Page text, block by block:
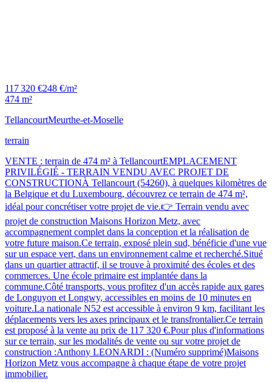
117 320 €248 €/m²
474 m²
TellancourtMeurthe-et-Moselle
terrain
VENTE : terrain de 474 m² à TellancourtEMPLACEMENT
PRIVILÉGIÉ - TERRAIN VENDU AVEC PROJET DE
CONSTRUCTIONÀ Tellancourt (54260), à quelques kilomètres de
la Belgique et du Luxembourg, découvrez ce terrain de 474 m²,
idéal pour concrétiser votre projet de vie.👉 Terrain vendu avec
projet de construction Maisons Horizon Metz, avec
accompagnement complet dans la conception et la réalisation de
votre future maison.Ce terrain, exposé plein sud, bénéficie d'une vue
sur un espace vert, dans un environnement calme et recherché.Situé
dans un quartier attractif, il se trouve à proximité des écoles et des
commerces. Une école primaire est implantée dans la
commune.Côté transports, vous profitez d'un accès rapide aux gares
de Longuyon et Longwy, accessibles en moins de 10 minutes en
voiture.La nationale N52 est accessible à environ 9 km, facilitant les
déplacements vers les axes principaux et le transfrontalier.Ce terrain
est proposé à la vente au prix de 117 320 €.Pour plus d'informations
sur ce terrain, sur les modalités de vente ou sur votre projet de
construction :Anthony LEONARDI : (Numéro supprimé)Maisons
Horizon Metz vous accompagne à chaque étape de votre projet
immobilier.